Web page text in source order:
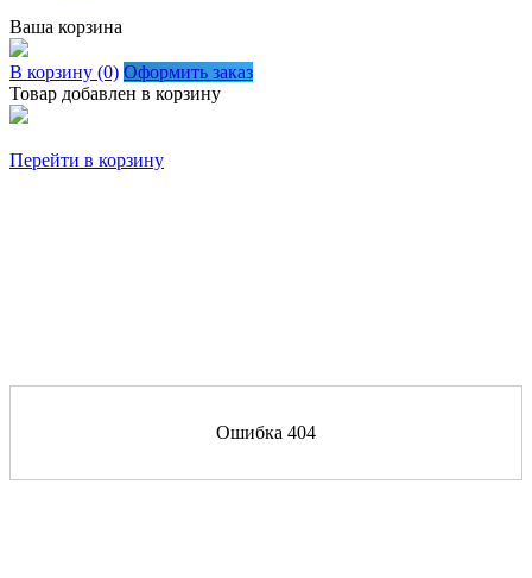
Ваша корзина
В корзину (0) Оформить заказ
Товар добавлен в корзину
Перейти в корзину
Ошибка 404